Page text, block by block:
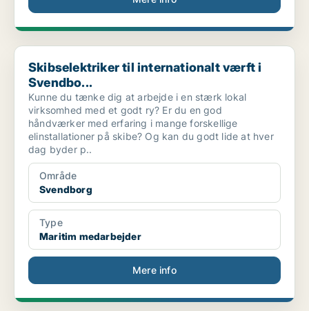
Skibselektriker til internationalt værft i Svendbo...
Skibselektriker til internationalt værft i
Svendbo...
Kunne du tænke dig at arbejde i en stærk lokal
virksomhed med et godt ry? Er du en god
håndværker med erfaring i mange forskellige
elinstallationer på skibe? Og kan du godt lide at hver
dag byder p..
Område
Svendborg
Type
Maritim medarbejder
Mere info